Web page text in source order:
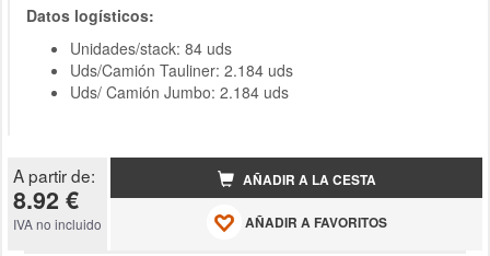
Datos logísticos:
Unidades/stack: 84 uds
Uds/Camión Tauliner: 2.184 uds
Uds/ Camión Jumbo: 2.184 uds
A partir de:
8.92 €
IVA no incluido
AÑADIR A LA CESTA
AÑADIR A FAVORITOS